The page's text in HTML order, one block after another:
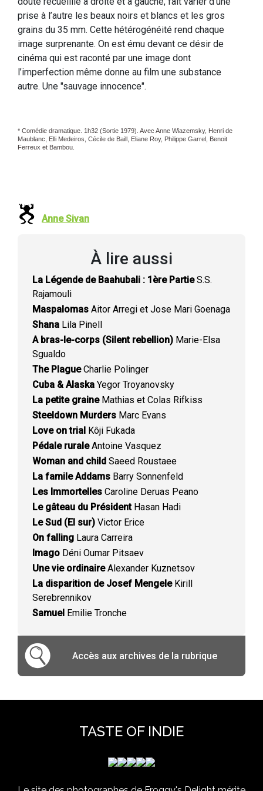
prise à l’autre les beaux noirs et blancs et les gros
grains du 35 mm. Cette hétérogénéité rend chaque
image surprenante. On est ému devant ce désir de
cinéma qui est raconté par une image dont
l’imperfection même donne au film une substance
autre. Une "sauvage innocence".
* Comédie dramatique. 1h32 (Sortie 1979). Avec Anne Wiazemsky, Henri de
Maublanc, Elli Medeiros, Cécile de Baill, Eliane Roy, Philippe Garrel, Benoit
Ferreux et Bambou.
Anne Sivan
À lire aussi
La Légende de Baahubali : 1ère PartieS.S.
Rajamouli
Maspalomas Aitor Arregi et Jose Mari Goenaga
Shana Lila Pinell
A bras-le-corps (Silent rebellion) Marie-Elsa
Sgualdo
The PlagueCharlie Polinger
Cuba & Alaska Yegor Troyanovsky
La petite graineMathias et Colas Rifkiss
Steeldown Murders Marc Evans
Love on trial Kôji Fukada
Pédale ruraleAntoine Vasquez
Woman and child Saeed Roustaee
La famile Addams Barry Sonnenfeld
Les Immortelles Caroline Deruas Peano
Le gâteau du PrésidentHasan Hadi
Le Sud (El sur) Victor Erice
On falling Laura Carreira
Imago Déni Oumar Pitsaev
Une vie ordinaireAlexander Kuznetsov
La disparition de Josef MengeleKirill
Serebrennikov
Samuel Emilie Tronche
Accès aux archives de la rubrique
TASTE OF INDIE